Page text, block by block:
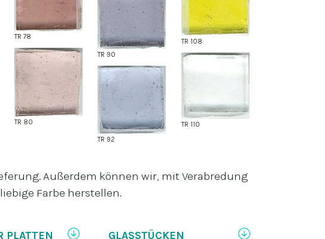
TR 78
TR 80
TR 90
TR 92
TR 108
TR 110
Außerdem können wir, mit Verabredung
Farbe herstellen.
PLATTEN GLASSTÜCKEN